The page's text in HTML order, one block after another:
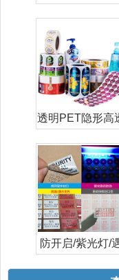
透明PET隐形高
防开启/紫光灯/